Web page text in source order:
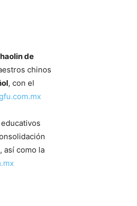
de
chinos
, con el
así como la